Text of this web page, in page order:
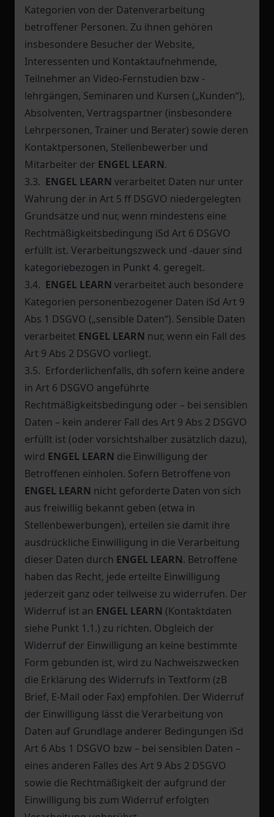
Kategorien von der Datenverarbeitung
betroffener Personen. Zu ihnen gehören
insbesondere Besucher der Website,
Interessenten und Kontaktaufnehmende,
Teilnehmer an Video-Fernstudien bzw -
lehrgängen, Seminaren und Kursen („Kunden“),
Absolventen, Vertragspartner (insbesondere
Lehrpersonen, Trainer und Berater) sowie deren
Kontaktpersonen, Stellenbewerber und
Mitarbeiter der ENGEL LEARN.
3.3. ENGEL LEARN verarbeitet Daten nur unter
Wahrung der in Art 5 ff DSGVO niedergelegten
Grundsätze und nur, wenn mindestens eine
Rechtmäßigkeitsbedingung iSd Art 6 DSGVO
erfüllt ist. Verarbeitungszweck und -dauer sind
kategoriebezogen in Punkt 4. geregelt.
3.4. ENGEL LEARN verarbeitet auch besondere
Kategorien personenbezogener Daten iSd Art 9
Abs 1 DSGVO („sensible Daten“). Sensible Daten
verarbeitet ENGEL LEARN nur, wenn ein Fall des
Art 9 Abs 2 DSGVO vorliegt.
3.5. Erforderlichenfalls, dh sofern keine andere
in Art 6 DSGVO angeführte
Rechtmäßigkeitsbedingung oder – bei sensiblen
Daten – kein anderer Fall des Art 9 Abs 2 DSGVO
erfüllt ist (oder vorsichtshalber zusätzlich dazu),
wird ENGEL LEARN die Einwilligung der
Betroffenen einholen. Sofern Betroffene von
ENGEL LEARN nicht geforderte Daten von sich
aus freiwillig bekannt geben (etwa in
Stellenbewerbungen), erteilen sie damit ihre
ausdrückliche Einwilligung in die Verarbeitung
dieser Daten durch ENGEL LEARN. Betroffene
haben das Recht, jede erteilte Einwilligung
jederzeit ganz oder teilweise zu widerrufen. Der
Widerruf ist an ENGEL LEARN (Kontaktdaten
siehe Punkt 1.1.) zu richten. Obgleich der
Widerruf der Einwilligung an keine bestimmte
Form gebunden ist, wird zu Nachweiszwecken
die Erklärung des Widerrufs in Textform (zB
Brief, E-Mail oder Fax) empfohlen. Der Widerruf
der Einwilligung lässt die Verarbeitung von
Daten auf Grundlage anderer Bedingungen iSd
Art 6 Abs 1 DSGVO bzw – bei sensiblen Daten –
eines anderen Falles des Art 9 Abs 2 DSGVO
sowie die Rechtmäßigkeit der aufgrund der
Einwilligung bis zum Widerruf erfolgten